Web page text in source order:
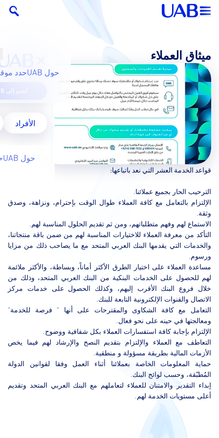
انضم إلى UAB
الأفراد
حول UAB
حول UAB حدد
قواعد الخدمة العشر التي نعد باتباعها:
الترحيب الحار بجميع عملائنا.
الإلتزام بالتعامل مع كافة العملاء طوال الوقت بإحترام، ونزاهة، وصدق
وثقة.
الاستماع لهم وفهم متطلباتهم، ومن ثم تقديم الحلول المناسبة لهم.
التأكد من معرفة العملاء للاختيارات المناسبة لهم من ضمن باقة منتجاتنا،
والخدمات التي يقدمها البنك العربي المتحد مع ما يصاحب ذلك من مزايا
ورسوم.
مساعدة العملاء على اختيار الطرق الأكثر أماناً، وبساطة، والأكثر ملائمة
لهم للحصول على الخدمات البنكية من البنك العربي المتحد، وذلك من
خلال فروع البنك الأقرب إليهم، وكذلك الحصول على خدمات مركز
الاتصال والقنوات الإلكترونية التابعة للبنك.
التعامل مع كافة الشكاوى والمقترحات على أنها " فرصة للخدمة"
ومعالجتها في حينه على نحو فعال.
الإلتزام بإجابة كافة استفسارات العملاء بكل شفافية ووضوح.
التعاطف مع العملاء والإلتزام بتقديم النصح والإرشاد لهم فيما يخص
الأزمات المالية بطريقة مسؤولة و منطقية.
حماية المعلومات الخاصة بعملائنا أثناء العمل وفقا لقوانين الدولة
المُطبّقة، وحسب لوائح البنك.
إبداء التقدير والامتنان للعملاء لتعاملهم مع البنك العربي المتحد وتقديم
أعلى مستويات الخدمة لهم.
ميثاق العملاء